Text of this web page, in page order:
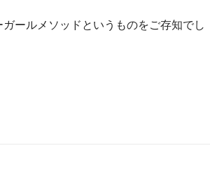
ールメソッドというものをご存知でし